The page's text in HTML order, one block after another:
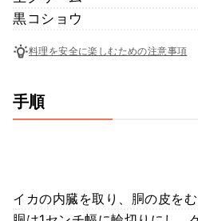
黒コショウ
料理を安全に楽しむための注意事項
手順
イカの内臓を取り、胴の皮を